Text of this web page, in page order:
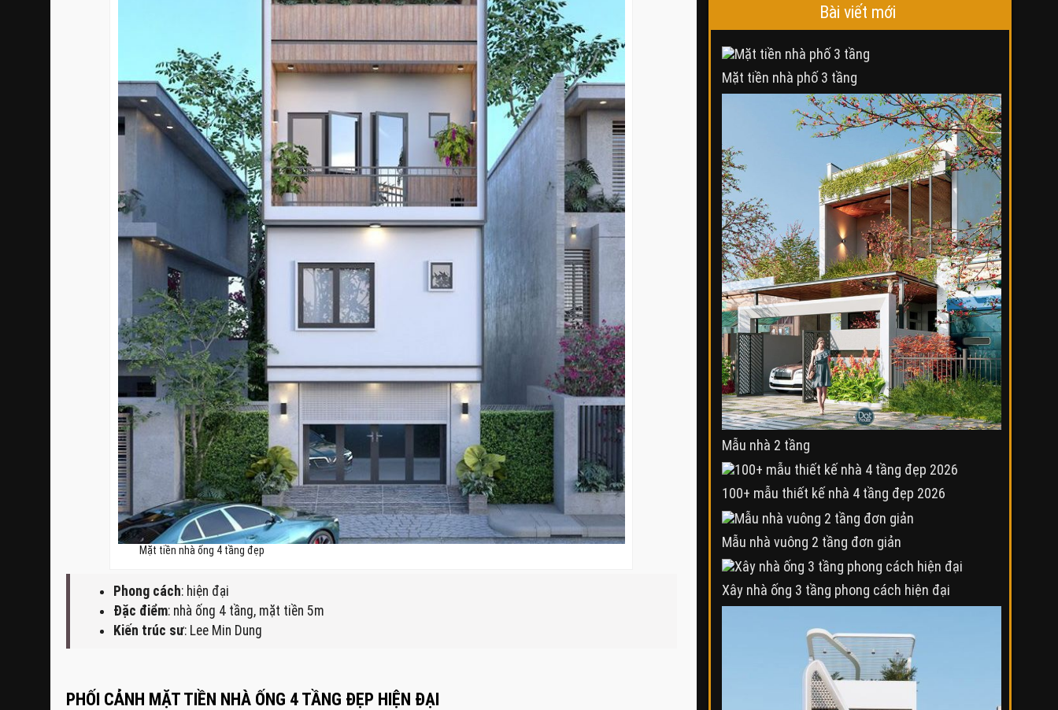
Mặt tiền nhà ống 4 tầng đẹp
Phong cách: hiện đại
Đặc điểm: nhà ống 4 tầng, mặt tiền 5m
Kiến trúc sư: Lee Min Dung
PHỐI CẢNH MẶT TIỀN NHÀ ỐNG 4 TẦNG ĐẸP HIỆN ĐẠI
Bài viết mới
Mặt tiền nhà phố 3 tầng
Mẫu nhà 2 tầng
100+ mẫu thiết kế nhà 4 tầng đẹp 2026
Mẫu nhà vuông 2 tầng đơn giản
Xây nhà ống 3 tầng phong cách hiện đại